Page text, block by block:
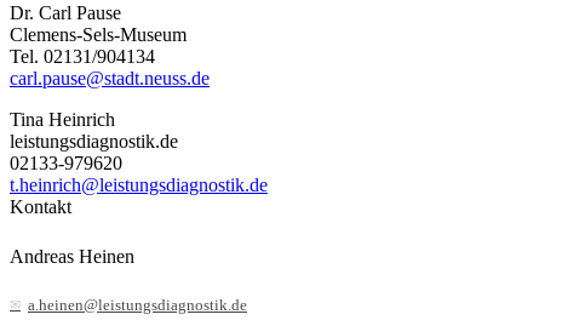
Dr. Carl Pause
Clemens-Sels-Museum
Tel. 02131/904134
carl.pause@stadt.neuss.de
Tina Heinrich
leistungsdiagnostik.de
02133-979620
t.heinrich@leistungsdiagnostik.de
Kontakt
Andreas Heinen
a.heinen@leistungsdiagnostik.de